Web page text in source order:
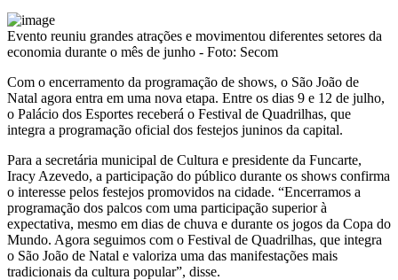
Evento reuniu grandes atrações e movimentou diferentes setores da
economia durante o mês de junho - Foto: Secom
Com o encerramento da programação de shows, o São João de
Natal agora entra em uma nova etapa. Entre os dias 9 e 12 de julho,
o Palácio dos Esportes receberá o Festival de Quadrilhas, que
integra a programação oficial dos festejos juninos da capital.
Para a secretária municipal de Cultura e presidente da Funcarte,
Iracy Azevedo, a participação do público durante os shows confirma
o interesse pelos festejos promovidos na cidade. “Encerramos a
programação dos palcos com uma participação superior à
expectativa, mesmo em dias de chuva e durante os jogos da Copa do
Mundo. Agora seguimos com o Festival de Quadrilhas, que integra
o São João de Natal e valoriza uma das manifestações mais
tradicionais da cultura popular”, disse.